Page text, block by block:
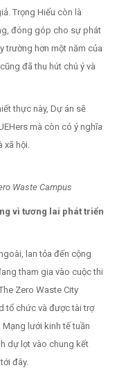
Trọng Hiếu còn là
đóng góp cho sự phát
trường hơn một năm của
đã thu hút chú ý và
thực này, Dự án sẽ
mà còn có ý nghĩa
xã hội.
Waste Campus
vì tương lai phát triển
lan tỏa đến cộng
tham gia vào cuộc thi
Zero Waste City
tổ chức và được tài trợ
lưới kinh tế tuần
dự lọt vào chung kết
đây.